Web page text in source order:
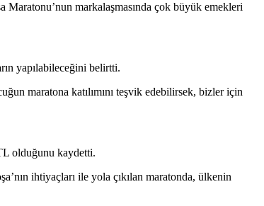
Maratonu’nun markalaşmasında çok büyük emekleri
yapılabileceğini belirtti.
maratona katılımını teşvik edebilirsek, bizler için
olduğunu kaydetti.
ihtiyaçları ile yola çıkılan maratonda, ülkenin